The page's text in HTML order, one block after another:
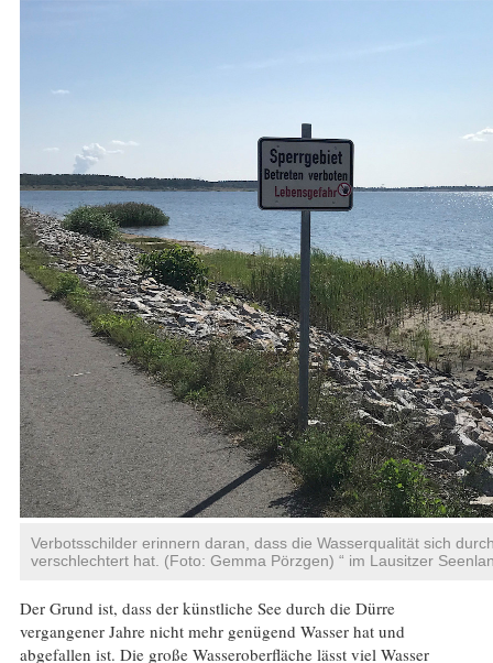
Verbotsschilder erinnern daran, dass die Wasserqualität sich
verschlechtert hat. (Foto: Gemma Pörzgen) “ im Lausitzer
Der Grund ist, dass der künstliche See durch die Dürre
vergangener Jahre nicht mehr genügend Wasser hat und
abgefallen ist. Die große Wasseroberfläche lässt viel Wasser